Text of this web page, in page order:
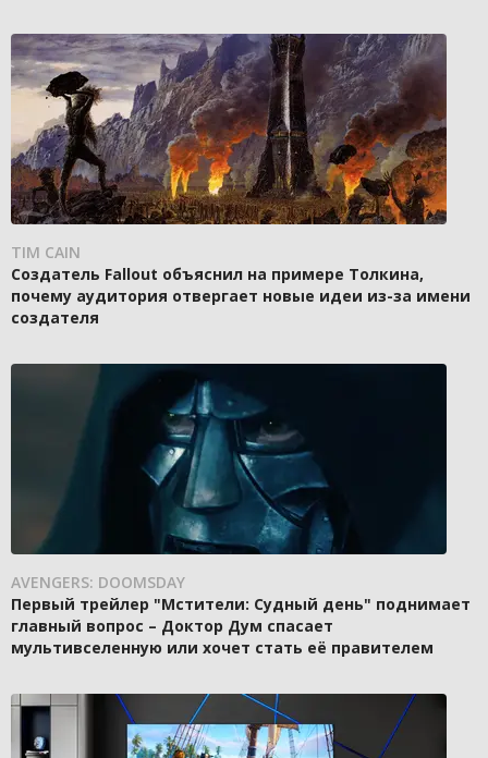
TIM CAIN
Создатель Fallout объяснил на примере Толкина,
почему аудитория отвергает новые идеи из-за имени
создателя
AVENGERS: DOOMSDAY
Первый трейлер "Мстители: Судный день" поднимает
главный вопрос – Доктор Дум спасает
мультивселенную или хочет стать её правителем